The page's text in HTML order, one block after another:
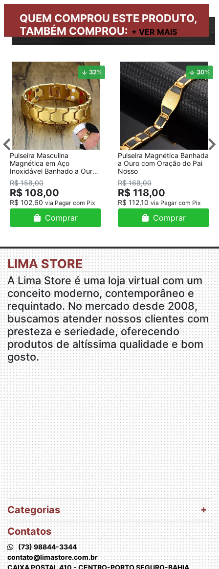
QUEM COMPROU ESTE PRODUTO,
TAMBÉM COMPROU:
32%
Pulseira Masculina
Magnética em Aço
Inoxidável Banhado a Ouro
18K
R$ 158,00
R$ 108,00
R$ 102,60 via Pagar com Pix
Comprar
30%
Pulseira Magnética Banhada
a Ouro com Oração do Pai
Nosso
R$ 168,00
R$ 118,00
R$ 112,10 via Pagar com Pix
Comprar
LIMA STORE
A Lima Store é uma loja virtual com um
conceito moderno, contemporâneo e
requintado. No mercado desde 2008,
buscamos atender nossos clientes com
presteza e seriedade, oferecendo
produtos de altíssima qualidade e bom
gosto.
Categorias
Contatos
(73) 98844-3344
contato@limastore.com.br
CAIXA POSTAL 410 - CENTRO-PORTO SEGURO-BAHIA